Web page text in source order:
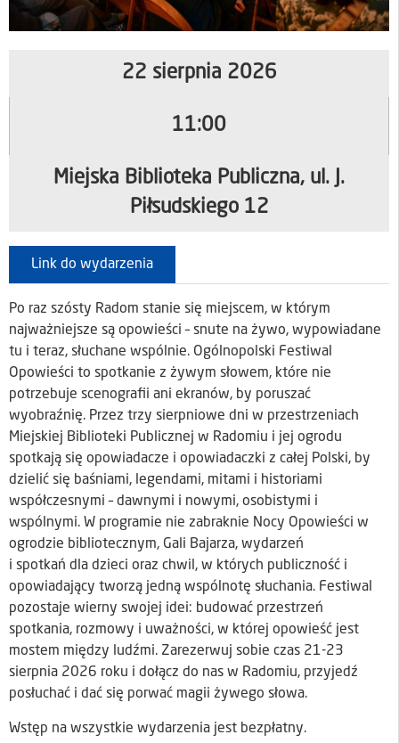
22 sierpnia 2026
11:00
Miejska Biblioteka Publiczna, ul. J.
Piłsudskiego 12
Link do wydarzenia
Po raz szósty Radom stanie się miejscem, w którym
najważniejsze są opowieści – snute na żywo, wypowiadane
tu i teraz, słuchane wspólnie. Ogólnopolski Festiwal
Opowieści to spotkanie z żywym słowem, które nie
potrzebuje scenografii ani ekranów, by poruszać
wyobraźnię. Przez trzy sierpniowe dni w przestrzeniach
Miejskiej Biblioteki Publicznej w Radomiu i jej ogrodu
spotkają się opowiadacze i opowiadaczki z całej Polski, by
dzielić się baśniami, legendami, mitami i historiami
współczesnymi – dawnymi i nowymi, osobistymi i
wspólnymi. W programie nie zabraknie Nocy Opowieści w
ogrodzie bibliotecznym, Gali Bajarza, wydarzeń
i spotkań dla dzieci oraz chwil, w których publiczność i
opowiadający tworzą jedną wspólnotę słuchania. Festiwal
pozostaje wierny swojej idei: budować przestrzeń
spotkania, rozmowy i uważności, w której opowieść jest
mostem między ludźmi. Zarezerwuj sobie czas 21-23
sierpnia 2026 roku i dołącz do nas w Radomiu, przyjedź
posłuchać i dać się porwać magii żywego słowa.
Wstęp na wszystkie wydarzenia jest bezpłatny.